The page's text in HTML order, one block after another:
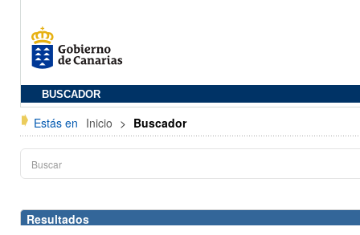
BUSCADOR
Estás en Inicio > Buscador
Resultados